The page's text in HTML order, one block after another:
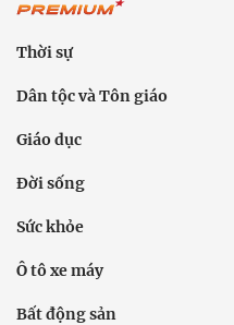
Thời sự
Dân tộc và Tôn giáo
Giáo dục
Đời sống
Sức khỏe
Ô tô xe máy
Bất động sản